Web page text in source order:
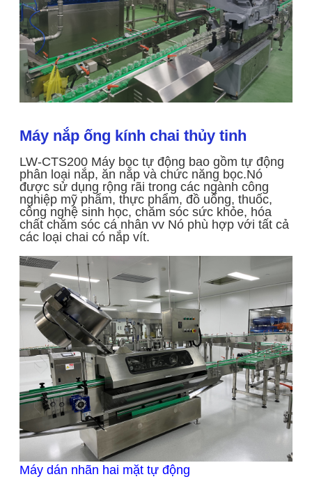
Máy nắp ống kính chai thủy tinh
LW-CTS200 Máy bọc tự động bao gồm tự động
phân loại nắp, ăn nắp và chức năng bọc.Nó
được sử dụng rộng rãi trong các ngành công
nghiệp mỹ phẩm, thực phẩm, đồ uống, thuốc,
công nghệ sinh học, chăm sóc sức khỏe, hóa
chất chăm sóc cá nhân vv Nó phù hợp với tất cả
các loại chai có nắp vít.
Máy dán nhãn hai mặt tự động